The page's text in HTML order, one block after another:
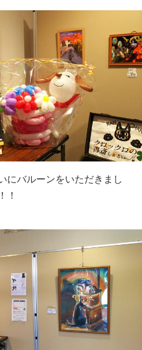
バルーンをいただきまし
！